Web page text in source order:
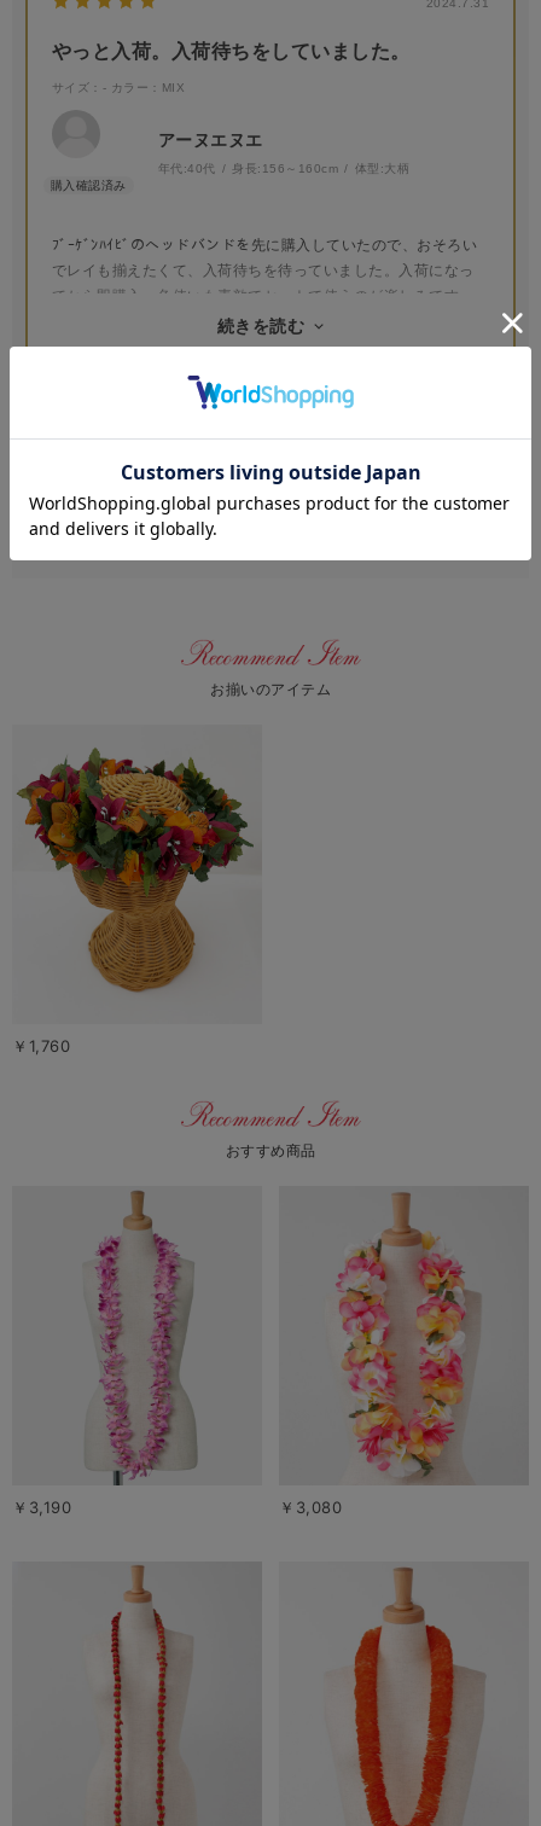
2024.7.31
やっと入荷。入荷待ちをしていました。
サイズ：- カラー：MIX
アーヌエヌエ
年代:40代 身長: 156～160cm 体型:大柄
ﾌﾞｰｹﾞﾝﾊｲﾋﾞのヘッドバンドを先に購入していたので、おそろい
でレイも揃えたくて、入荷待ちを待っていました。入荷になっ
てから即購入。色使いも素敵でセットで使うのが楽しみです。
ヘッドバンドは麦わら帽子に付けてもかわいいし、ドレスの色
も合わせやすいです。
続きを読む
参考になった 1
お揃いのアイテム
￥1,760
おすすめ商品
￥3,190 ￥3,080